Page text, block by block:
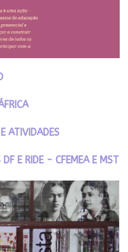
ATIVIDADES
E RIDE - CFEMEA E MST